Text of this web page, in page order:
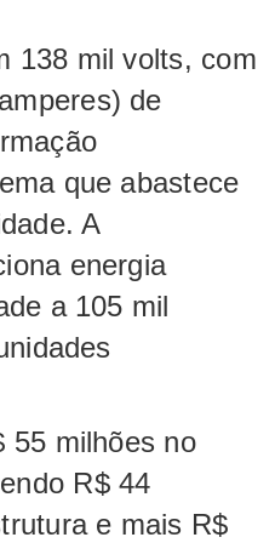
138 mil volts, com
de
que abastece
A
energia
a 105 mil
55 milhões no
R$ 44
e mais R$